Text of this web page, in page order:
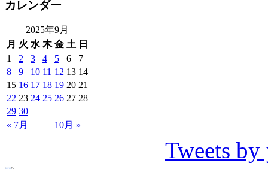
カレンダー
2025年9月
月 火 水 木 金 土 日
« 7月 10月 »
1 2 3 4 5 6
7
8
9 10 11 12 13 14
15 16 17 18 19 20 21
22 23 24 25 26 27 28
29 30
Tweets